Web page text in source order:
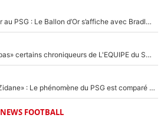
Ousmane Dembélé de retour au PSG : Le Ballon d’Or s’affiche avec Bradley Barcola en plein cœur du feuilleton sur son départ !
Pierre Ménès «ne supporte pas» certains chroniqueurs de L'EQUIPE du Soir : Ils vont tous partir !
«Zaïre-Emery c’est comme Zidane» : Le phénomène du PSG est comparé à son nouveau sélectionneur... et ils vont se retrouver en Bleus !
NEWS FOOTBALL